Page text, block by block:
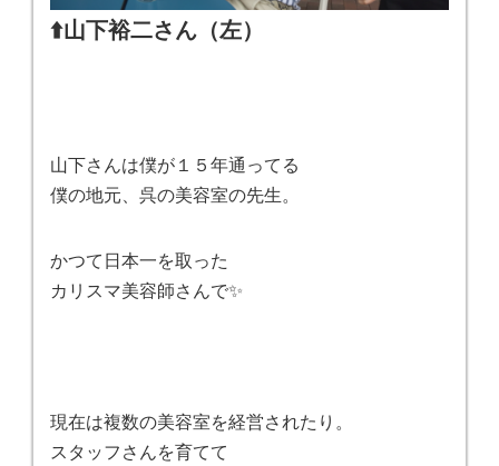
⬆️山下裕二さん（左）
山下さんは僕が１５年通ってる
僕の地元、呉の美容室の先生。
かつて日本一を取った
カリスマ美容師さんで✨
現在は複数の美容室を経営されたり。
スタッフさんを育てて